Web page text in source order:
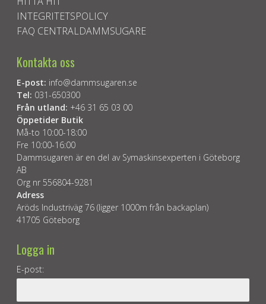
INTEGRITETSPOLICY
FAQ CENTRALDAMMSUGARE
Kontakta oss
E-post: info@dammsugaren.se
Tel: 031-650300
Från utland: +46 31 65 03 00
Öppetider Butik
Må-to 10:00-18:00
Fre 10:00-16:00
Dammsugaren är en del av Symaskinsexperten i Göteborg
AB
Org nr 556804-9281
Adress
Aröds Industriväg 76 (ligger 1000m från backaplan)
41705 Göteborg
Logga in
E-post: